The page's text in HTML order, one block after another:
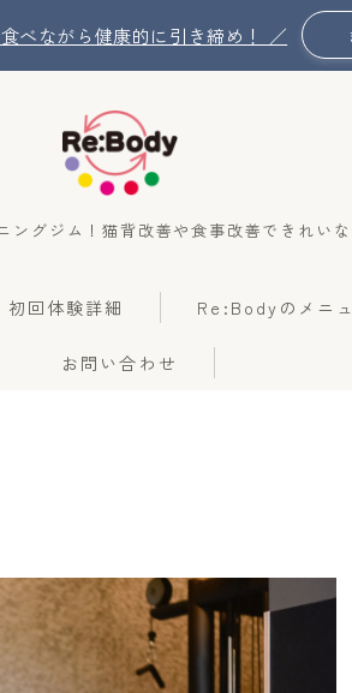
べながら健康的に引き締め！ ／
ングジム！猫背改善や食事改善できれい
初回体験詳細 Re:Bodyのメニ
お問い合わせ
の想い
のセッション
ィール
セス